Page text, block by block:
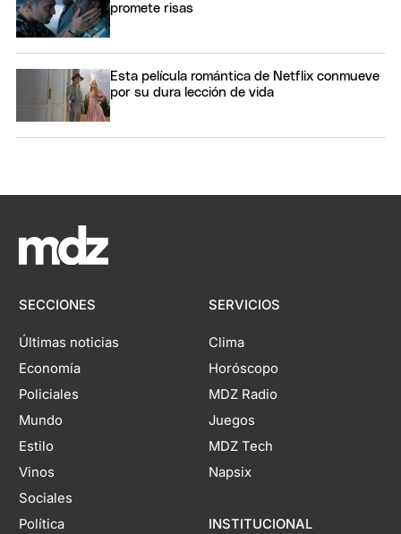
promete risas
Esta película romántica de Netflix conmueve
por su dura lección de vida
SECCIONES
Últimas noticias
Economía
Policiales
Mundo
Estilo
Vinos
Sociales
Política
SERVICIOS
Clima
Horóscopo
MDZ Radio
Juegos
MDZ Tech
Napsix
INSTITUCIONAL